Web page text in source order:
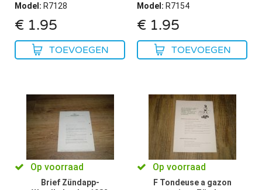
Model : R7128
€ 1.95
TOEVOEGEN
Model : R7154
€ 1.95
TOEVOEGEN
Op voorraad
Brief Zündapp-
Op voorraad
F Tondeuse a gazon